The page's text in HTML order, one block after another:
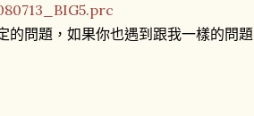
的問題，如果你也遇到跟我一樣的問題